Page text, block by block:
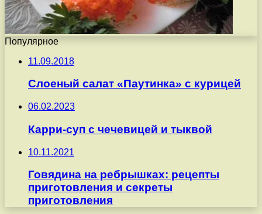
Популярное
11.09.2018
Слоеный салат «Паутинка» с курицей
06.02.2023
Карри-суп с чечевицей и тыквой
10.11.2021
Говядина на ребрышках: рецепты
приготовления и секреты
приготовления